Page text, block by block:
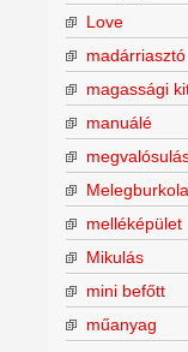
Love
madárriasztó
magassági
manuálé
melléképület
Mikulás
mini befőtt
műanyag